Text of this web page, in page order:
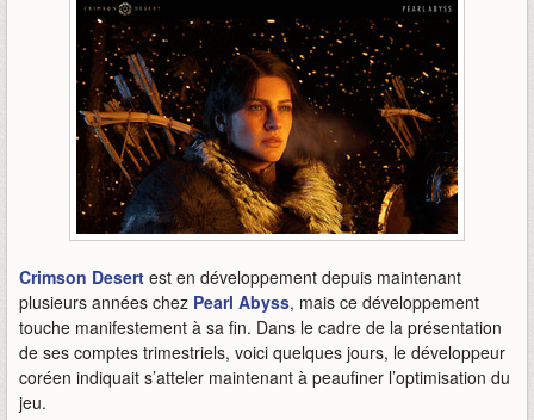
Crimson Desert est en développement depuis maintenant
plusieurs années chez Pearl Abyss, mais ce développement
touche manifestement à sa fin. Dans le cadre de la présentation
de ses comptes trimestriels, voici quelques jours, le développeur
coréen indiquait s’atteler maintenant à peaufiner l’optimisation du
jeu.